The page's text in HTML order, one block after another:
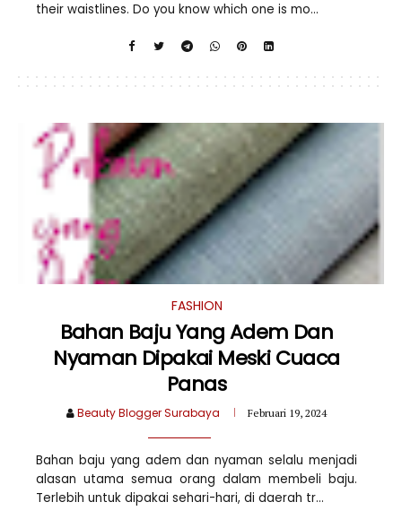
their waistlines. Do you know which one is mo...
FASHION
Bahan Baju Yang Adem Dan
Nyaman Dipakai Meski Cuaca
Panas
Beauty Blogger Surabaya Februari 19, 2024
Bahan baju yang adem dan nyaman selalu menjadi
alasan utama semua orang dalam membeli baju.
Terlebih untuk dipakai sehari-hari, di daerah tr...